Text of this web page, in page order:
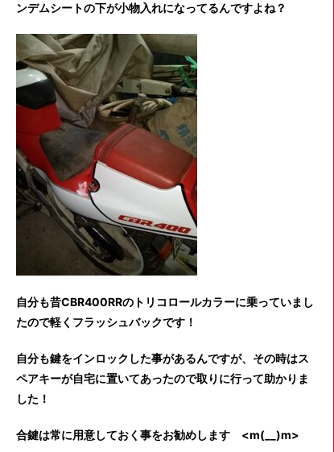
ンデムシートの下が小物入れになってるんですよね？
自分も昔CBR400RRのトリコロールカラーに乗っていまし
たので軽くフラッシュバックです！
自分も鍵をインロックした事があるんですが、その時はス
ペアキーが自宅に置いてあったので取りに行って助かりま
した！
合鍵は常に用意しておく事をお勧めします <m(__)m>